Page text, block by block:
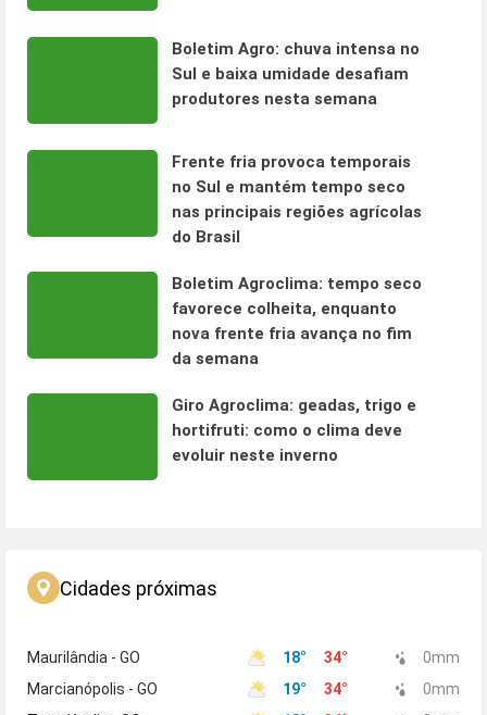
Boletim Agro: chuva intensa no
Sul e baixa umidade desafiam
produtores nesta semana
Frente fria provoca temporais
no Sul e mantém tempo seco
nas principais regiões agrícolas
do Brasil
Boletim Agroclima: tempo seco
favorece colheita, enquanto
nova frente fria avança no fim
da semana
Giro Agroclima: geadas, trigo e
hortifruti: como o clima deve
evoluir neste inverno
Cidades próximas
Maurilândia - GO 18° 34° 0mm
Marcianópolis - GO
19° 34° 0mm